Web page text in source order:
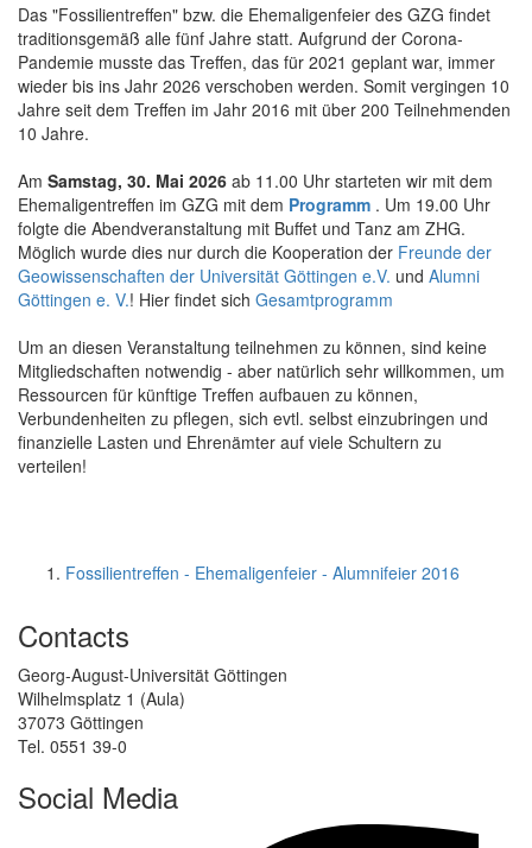
Das "Fossilientreffen" bzw. die Ehemaligenfeier des GZG findet
traditionsgemäß alle fünf Jahre statt. Aufgrund der Corona-
Pandemie musste das Treffen, das für 2021 geplant war, immer
wieder bis ins Jahr 2026 verschoben werden. Somit vergingen 10
Jahre seit dem Treffen im Jahr 2016 mit über 200 Teilnehmenden
10 Jahre.
Am Samstag, 30. Mai 2026 ab 11.00 Uhr starteten wir mit dem
Ehemaligentreffen im GZG mit dem Programm . Um 19.00 Uhr
folgte die Abendveranstaltung mit Buffet und Tanz am ZHG.
Möglich wurde dies nur durch die Kooperation der Freunde der
Geowissenschaften der Universität Göttingen e.V. und Alumni
Göttingen e. V.! Hier findet sich Gesamtprogramm
Um an diesen Veranstaltung teilnehmen zu können, sind keine
Mitgliedschaften notwendig - aber natürlich sehr willkommen, um
Ressourcen für künftige Treffen aufbauen zu können,
Verbundenheiten zu pflegen, sich evtl. selbst einzubringen und
finanzielle Lasten und Ehrenämter auf viele Schultern zu
verteilen!
Fossilientreffen - Ehemaligenfeier - Alumnifeier 2016
Contacts
Georg-August-Universität Göttingen
Wilhelmsplatz 1 (Aula)
37073 Göttingen
Tel. 0551 39-0
Social Media